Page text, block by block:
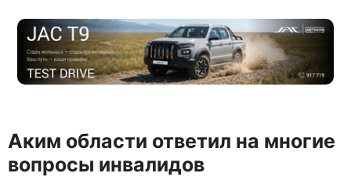
Аким области ответил на многие
вопросы инвалидов